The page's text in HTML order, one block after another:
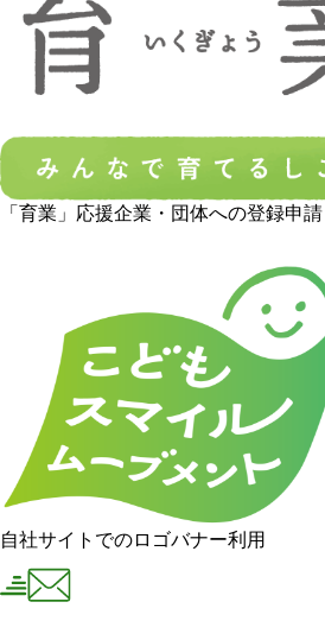
「育業」応援企業・団体への登録申請
自社サイトでのロゴバナー利用